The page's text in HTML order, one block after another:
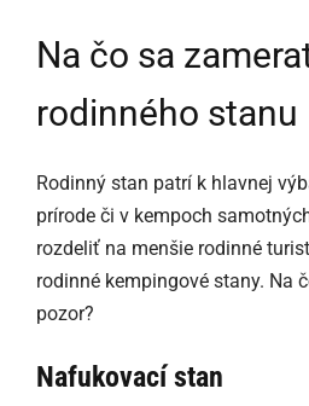
Na čo sa
rodinného stanu
Rodinný stan patrí k hlavnej
prírode či v kempoch
rozdeliť na menšie rodinné
rodinné kempingové stany. Na
pozor?
Nafukovací stan